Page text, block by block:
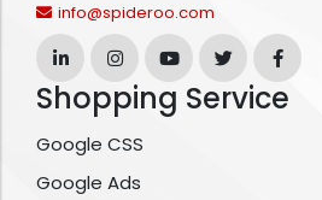
info@spideroo.com
Shopping Service
Google CSS
Google Ads